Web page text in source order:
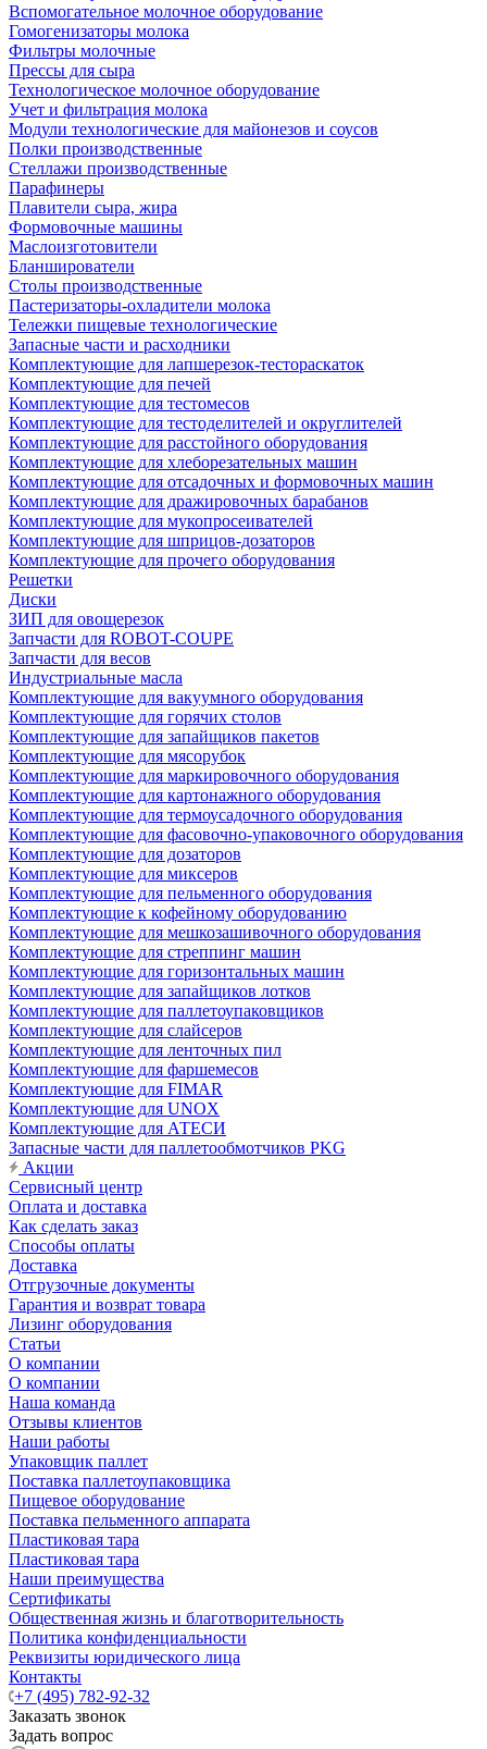
Вспомогательное молочное оборудование
Гомогенизаторы молока
Фильтры молочные
Прессы для сыра
Технологическое молочное оборудование
Учет и фильтрация молока
Модули технологические для майонезов и соусов
Полки производственные
Стеллажи производственные
Парафинеры
Плавители сыра, жира
Формовочные машины
Маслоизготовители
Бланширователи
Столы производственные
Пастеризаторы-охладители молока
Тележки пищевые технологические
Запасные части и расходники
Комплектующие для лапшерезок-тестораскаток
Комплектующие для печей
Комплектующие для тестомесов
Комплектующие для тестоделителей и округлителей
Комплектующие для расстойного оборудования
Комплектующие для хлеборезательных машин
Комплектующие для отсадочных и формовочных машин
Комплектующие для дражировочных барабанов
Комплектующие для мукопросеивателей
Комплектующие для шприцов-дозаторов
Комплектующие для прочего оборудования
Решетки
Диски
ЗИП для овощерезок
Запчасти для ROBOT-COUPE
Запчасти для весов
Индустриальные масла
Комплектующие для вакуумного оборудования
Комплектующие для горячих столов
Комплектующие для запайщиков пакетов
Комплектующие для мясорубок
Комплектующие для маркировочного оборудования
Комплектующие для картонажного оборудования
Комплектующие для термоусадочного оборудования
Комплектующие для фасовочно-упаковочного оборудования
Комплектующие для дозаторов
Комплектующие для миксеров
Комплектующие для пельменного оборудования
Комплектующие к кофейному оборудованию
Комплектующие для мешкозашивочного оборудования
Комплектующие для стреппинг машин
Комплектующие для горизонтальных машин
Комплектующие для запайщиков лотков
Комплектующие для паллетоупаковщиков
Комплектующие для слайсеров
Комплектующие для ленточных пил
Комплектующие для фаршемесов
Комплектующие для FIMAR
Комплектующие для UNOX
Комплектующие для АТЕСИ
Запасные части для паллетообмотчиков PKG
Акции
Сервисный центр
Оплата и доставка
Как сделать заказ
Способы оплаты
Доставка
Отгрузочные документы
Гарантия и возврат товара
Лизинг оборудования
Статьи
О компании
О компании
Наша команда
Отзывы клиентов
Наши работы
Упаковщик паллет
Поставка паллетоупаковщика
Пищевое оборудование
Поставка пельменного аппарата
Пластиковая тара
Пластиковая тара
Наши преимущества
Сертификаты
Общественная жизнь и благотворительность
Политика конфиденциальности
Реквизиты юридического лица
Контакты
+7 (495) 782-92-32
Заказать звонок
Задать вопрос